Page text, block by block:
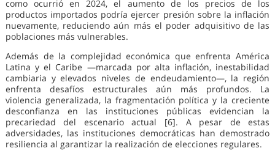
como ocurrió en 2024, el aumento de los precios de los
productos importados podría ejercer presión sobre la inflación
nuevamente, reduciendo aún más el poder adquisitivo de las
poblaciones más vulnerables.
Además de la complejidad económica que enfrenta América
Latina y el Caribe —marcada por alta inflación, inestabilidad
cambiaria y elevados niveles de endeudamiento—, la región
enfrenta desafíos estructurales aún más profundos. La
violencia generalizada, la fragmentación política y la creciente
desconfianza en las instituciones públicas evidencian la
precariedad del escenario actual [6]. A pesar de estas
adversidades, las instituciones democráticas han demostrado
resiliencia al garantizar la realización de elecciones regulares.